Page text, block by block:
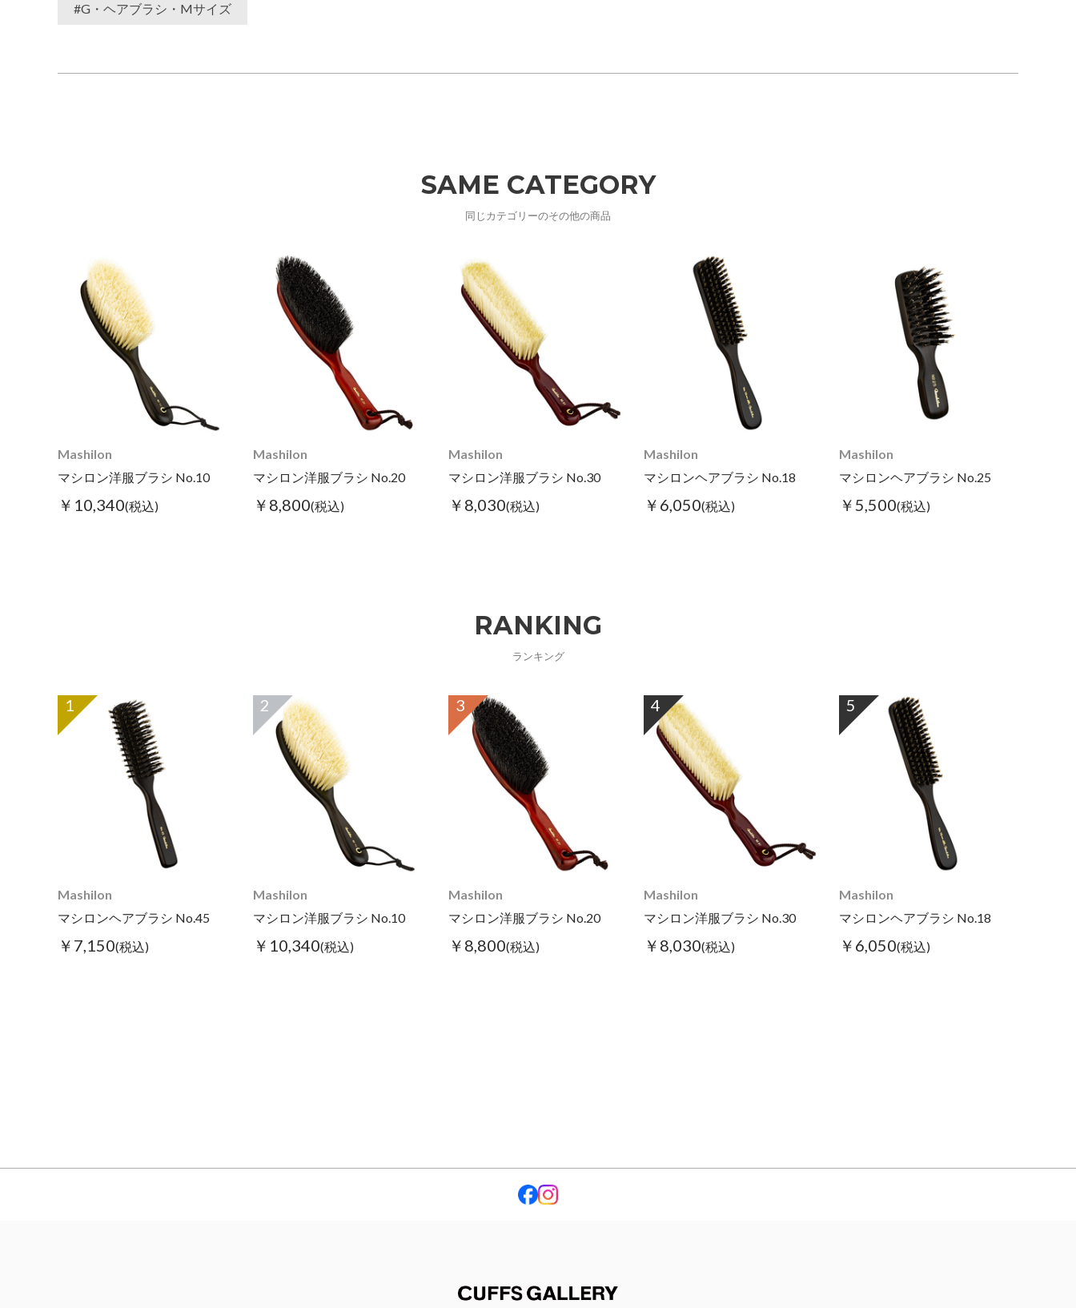
#G・ヘアブラシ・Mサイズ
SAME CATEGORY
同じカテゴリーのその他の商品
Mashilon
マシロン洋服ブラシ No.10
￥10,340(税込)
Mashilon
マシロン洋服ブラシ No.20
￥8,800(税込)
Mashilon
マシロン洋服ブラシ No.30
￥8,030(税込)
Mashilon
マシロンヘアブラシ No.18
￥6,050(税込)
Mashilon
マシロンヘアブラシ No.25
￥5,500(税込)
RANKING
ランキング
1
Mashilon
マシロンヘアブラシ No.45
￥7,150(税込)
2
Mashilon
マシロン洋服ブラシ No.10
￥10,340(税込)
3
Mashilon
マシロン洋服ブラシ No.20
￥8,800(税込)
4
Mashilon
マシロン洋服ブラシ No.30
￥8,030(税込)
5
Mashilon
マシロンヘアブラシ No.18
￥6,050(税込)